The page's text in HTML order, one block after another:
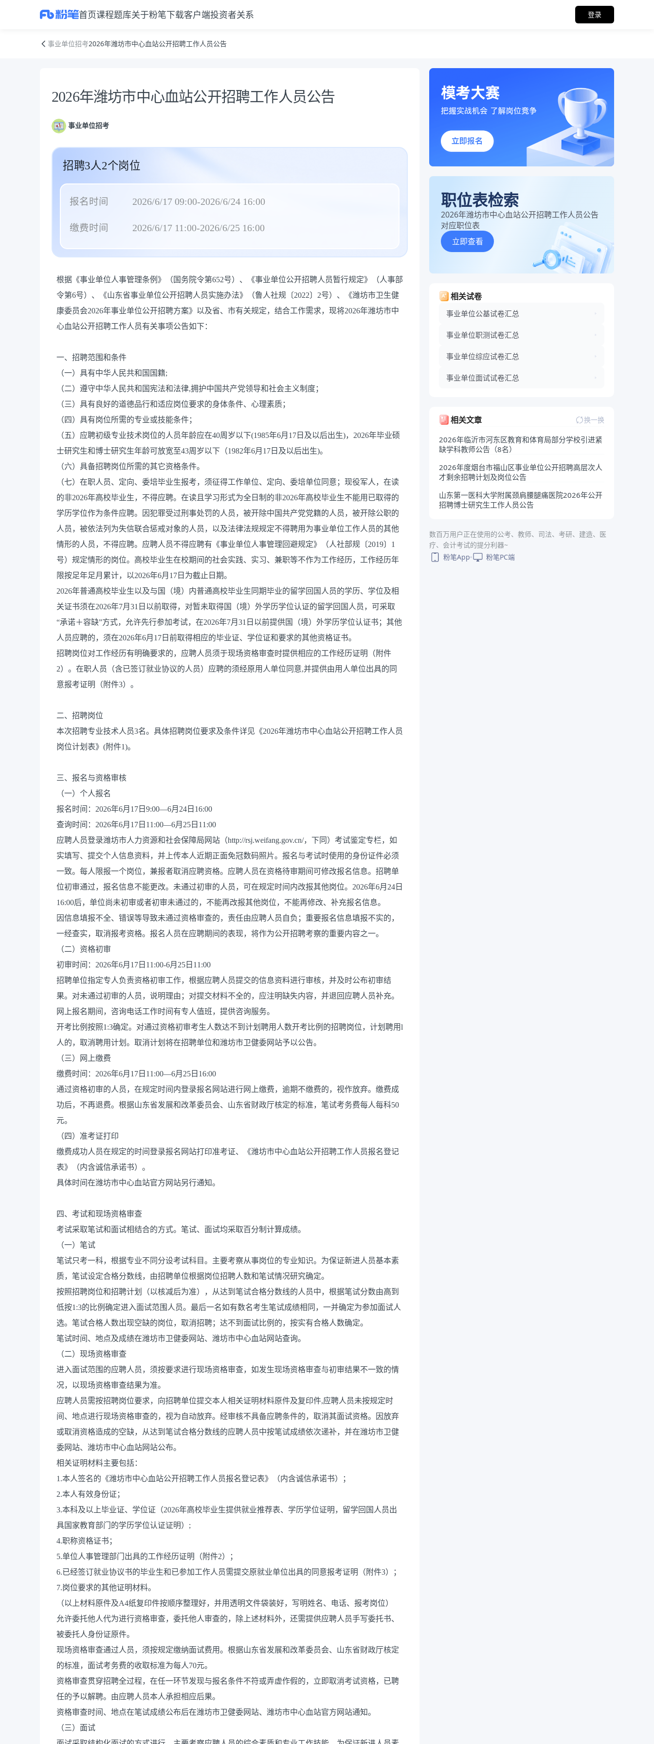
首页课程题库关于粉笔下载客户端投资者关系 登录
事业单位招考2026年潍坊市中心血站公开招聘工作人员公告
公告正文
2026年潍坊市中心血站公开招聘工作人员公告
事业单位招考
招聘3人2个岗位
报名时间 2026/6/17 09:00-2026/6/24 16:00
缴费时间 2026/6/17 11:00-2026/6/25 16:00
根据《事业单位人事管理条例》（国务院令第652号）、《事业单位公开招聘人员暂行规定》（人事部
令第6号）、《山东省事业单位公开招聘人员实施办法》（鲁人社规〔2022〕2号）、《潍坊市卫生健
康委员会2026年事业单位公开招聘方案》以及省、市有关规定，结合工作需求，现将2026年潍坊市中
心血站公开招聘工作人员有关事项公告如下：
一、招聘范围和条件
（一）具有中华人民共和国国籍;
（二）遵守中华人民共和国宪法和法律,拥护中国共产党领导和社会主义制度；
（三）具有良好的道德品行和适应岗位要求的身体条件、心理素质；
（四）具有岗位所需的专业或技能条件；
（五）应聘初级专业技术岗位的人员年龄应在40周岁以下(1985年6月17日及以后出生)，2026年毕业硕
士研究生和博士研究生年龄可放宽至43周岁以下（1982年6月17日及以后出生)。
（六）具备招聘岗位所需的其它资格条件。
（七）在职人员、定向、委培毕业生报考，须征得工作单位、定向、委培单位同意；现役军人，在读
的非2026年高校毕业生，不得应聘。在读且学习形式为全日制的非2026年高校毕业生不能用已取得的
学历学位作为条件应聘。因犯罪受过刑事处罚的人员，被开除中国共产党党籍的人员，被开除公职的
人员，被依法列为失信联合惩戒对象的人员，以及法律法规规定不得聘用为事业单位工作人员的其他
情形的人员，不得应聘。应聘人员不得应聘有《事业单位人事管理回避规定》（人社部规〔2019〕1
号）规定情形的岗位。高校毕业生在校期间的社会实践、实习、兼职等不作为工作经历，工作经历年
限按足年足月累计，以2026年6月17日为截止日期。
2026年普通高校毕业生以及与国（境）内普通高校毕业生同期毕业的留学回国人员的学历、学位及相
关证书须在2026年7月31日以前取得，对暂未取得国（境）外学历学位认证的留学回国人员，可采取
“承诺＋容缺”方式，允许先行参加考试，在2026年7月31日以前提供国（境）外学历学位认证书；其他
人员应聘的，须在2026年6月17日前取得相应的毕业证、学位证和要求的其他资格证书。
招聘岗位对工作经历有明确要求的，应聘人员须于现场资格审查时提供相应的工作经历证明（附件
2）。在职人员（含已签订就业协议的人员）应聘的须经原用人单位同意,并提供由用人单位出具的同
意报考证明（附件3）。
二、招聘岗位
本次招聘专业技术人员3名。具体招聘岗位要求及条件详见《2026年潍坊市中心血站公开招聘工作人员
岗位计划表》(附件1)。
三、报名与资格审核
（一）个人报名
报名时间：2026年6月17日9:00—6月24日16:00
查询时间：2026年6月17日11:00—6月25日11:00
应聘人员登录潍坊市人力资源和社会保障局网站（http://rsj.weifang.gov.cn/，下同）考试鉴定专栏，如
实填写、提交个人信息资料，并上传本人近期正面免冠数码照片。报名与考试时使用的身份证件必须
一致。每人限报一个岗位，兼报者取消应聘资格。应聘人员在资格待审期间可修改报名信息。招聘单
位初审通过，报名信息不能更改。未通过初审的人员，可在规定时间内改报其他岗位。2026年6月24日
16:00后，单位尚未初审或者初审未通过的，不能再改报其他岗位，不能再修改、补充报名信息。
因信息填报不全、错误等导致未通过资格审查的，责任由应聘人员自负；重要报名信息填报不实的，
一经查实，取消报考资格。报名人员在应聘期间的表现，将作为公开招聘考察的重要内容之一。
（二）资格初审
初审时间：2026年6月17日11:00-6月25日11:00
招聘单位指定专人负责资格初审工作，根据应聘人员提交的信息资料进行审核，并及时公布初审结
果。对未通过初审的人员，说明理由；对提交材料不全的，应注明缺失内容，并退回应聘人员补充。
网上报名期间，咨询电话工作时间有专人值班，提供咨询服务。
开考比例按照1:3确定。对通过资格初审考生人数达不到计划聘用人数开考比例的招聘岗位，计划聘用l
人的，取消聘用计划。取消计划将在招聘单位和潍坊市卫健委网站予以公告。
（三）网上缴费
缴费时间：2026年6月17日11:00—6月25日16:00
通过资格初审的人员，在规定时间内登录报名网站进行网上缴费，逾期不缴费的，视作放弃。缴费成
功后，不再退费。根据山东省发展和改革委员会、山东省财政厅核定的标准，笔试考务费每人每科50
元。
（四）准考证打印
缴费成功人员在规定的时间登录报名网站打印准考证、《潍坊市中心血站公开招聘工作人员报名登记
表》（内含诚信承诺书）。
具体时间在潍坊市中心血站官方网站另行通知。
四、考试和现场资格审查
考试采取笔试和面试相结合的方式。笔试、面试均采取百分制计算成绩。
（一）笔试
笔试只考一科，根据专业不同分设考试科目。主要考察从事岗位的专业知识。为保证新进人员基本素
质，笔试设定合格分数线，由招聘单位根据岗位招聘人数和笔试情况研究确定。
按照招聘岗位和招聘计划（以核减后为准），从达到笔试合格分数线的人员中，根据笔试分数由高到
低按1:3的比例确定进入面试范围人员。最后一名如有数名考生笔试成绩相同，一并确定为参加面试人
选。笔试合格人数出现空缺的岗位，取消招聘；达不到面试比例的，按实有合格人数确定。
笔试时间、地点及成绩在潍坊市卫健委网站、潍坊市中心血站网站查询。
（二）现场资格审查
进入面试范围的应聘人员，须按要求进行现场资格审查，如发生现场资格审查与初审结果不一致的情
况，以现场资格审查结果为准。
应聘人员需按招聘岗位要求，向招聘单位提交本人相关证明材料原件及复印件,应聘人员未按规定时
间、地点进行现场资格审查的，视为自动放弃。经审核不具备应聘条件的，取消其面试资格。因放弃
或取消资格造成的空缺，从达到笔试合格分数线的应聘人员中按笔试成绩依次递补，并在潍坊市卫健
委网站、潍坊市中心血站网站公布。
相关证明材料主要包括：
1.本人签名的《潍坊市中心血站公开招聘工作人员报名登记表》（内含诚信承诺书）；
2.本人有效身份证；
3.本科及以上毕业证、学位证（2026年高校毕业生提供就业推荐表、学历学位证明，留学回国人员出
具国家教育部门的学历学位认证证明）;
4.职称资格证书；
5.单位人事管理部门出具的工作经历证明（附件2）；
6.已经签订就业协议书的毕业生和已参加工作人员需提交原就业单位出具的同意报考证明（附件3）；
7.岗位要求的其他证明材料。
（以上材料原件及A4纸复印件按顺序整理好，并用透明文件袋装好，写明姓名、电话、报考岗位）
允许委托他人代为进行资格审查，委托他人审查的，除上述材料外，还需提供应聘人员手写委托书、
被委托人身份证原件。
现场资格审查通过人员，须按规定缴纳面试费用。根据山东省发展和改革委员会、山东省财政厅核定
的标准，面试考务费的收取标准为每人70元。
资格审查贯穿招聘全过程，在任一环节发现与报名条件不符或弄虚作假的，立即取消考试资格，已聘
任的予以解聘。由应聘人员本人承担相应后果。
资格审查时间、地点在笔试成绩公布后在潍坊市卫健委网站、潍坊市中心血站官方网站通知。
（三）面试
职位表检索
2026年潍坊市中心血站公开招聘工作人员公告
对应职位表
立即查看
相关试卷
事业单位公基试卷汇总
事业单位职测试卷汇总
事业单位综应试卷汇总
事业单位面试试卷汇总
相关文章 换一换
2026年临沂市河东区教育和体育局部分学校引进紧
缺学科教师公告（8名）
2026年度烟台市福山区事业单位公开招聘高层次人
才剩余招聘计划及岗位公告
山东第一医科大学附属颈肩腰腿痛医院2026年公开
招聘博士研究生工作人员公告
数百万用户正在使用的公考、教师、司法、考研、建造、医
疗、会计考试的提分利器~
粉笔App
粉笔PC端